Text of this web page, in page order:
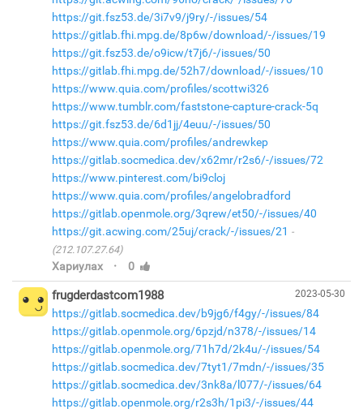
https://git.fsz53.de/3i7v9/j9ry/-/issues/54
https://gitlab.fhi.mpg.de/8p6w/download/-/issues/19
https://git.fsz53.de/o9icw/t7j6/-/issues/50
https://gitlab.fhi.mpg.de/52h7/download/-/issues/10
https://www.quia.com/profiles/scottwi326
https://www.tumblr.com/faststone-capture-crack-5q
https://git.fsz53.de/6d1jj/4euu/-/issues/50
https://www.quia.com/profiles/andrewkep
https://gitlab.socmedica.dev/x62mr/r2s6/-/issues/72
https://www.pinterest.com/bi9cloj
https://www.quia.com/profiles/angelobradford
https://gitlab.openmole.org/3qrew/et50/-/issues/40
https://git.acwing.com/25uj/crack/-/issues/21
(212.107.27.64)
Хариулах · 0
2023-05-30
frugderdastcom1988
https://gitlab.socmedica.dev/b9jg6/f4gy/-/issues/84
https://gitlab.openmole.org/6pzjd/n378/-/issues/14
https://gitlab.openmole.org/71h7d/2k4u/-/issues/54
https://gitlab.socmedica.dev/7tyt1/7mdn/-/issues/35
https://gitlab.socmedica.dev/3nk8a/l077/-/issues/64
https://gitlab.openmole.org/r2s3h/1pi3/-/issues/44